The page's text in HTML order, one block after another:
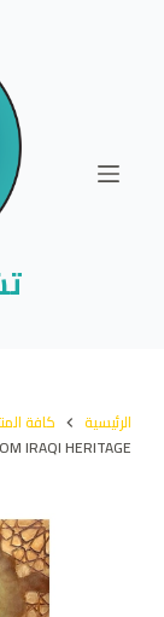
الرئيسية كافة
IRAQI HERITAGE